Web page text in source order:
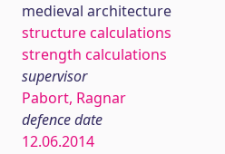
medieval architecture
structure calculations
strength calculations
supervisor
Pabort, Ragnar
defence date
12.06.2014